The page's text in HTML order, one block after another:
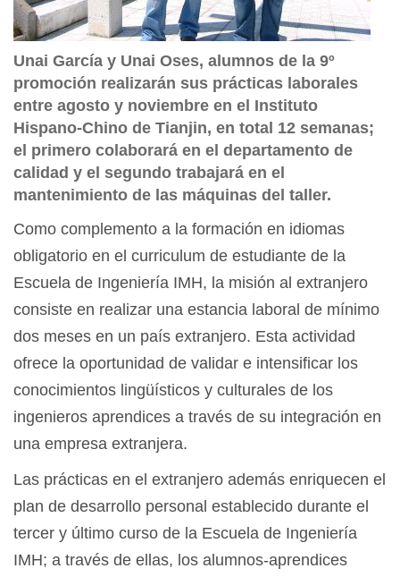
Unai García y Unai Oses, alumnos de la 9º
promoción realizarán sus prácticas laborales
entre agosto y noviembre en el Instituto
Hispano-Chino de Tianjin, en total 12 semanas;
el primero colaborará en el departamento de
calidad y el segundo trabajará en el
mantenimiento de las máquinas del taller.
Como complemento a la formación en idiomas
obligatorio en el curriculum de estudiante de la
Escuela de Ingeniería IMH, la misión al extranjero
consiste en realizar una estancia laboral de mínimo
dos meses en un país extranjero. Esta actividad
ofrece la oportunidad de validar e intensificar los
conocimientos lingüísticos y culturales de los
ingenieros aprendices a través de su integración en
una empresa extranjera.
Las prácticas en el extranjero además enriquecen el
plan de desarrollo personal establecido durante el
tercer y último curso de la Escuela de Ingeniería
IMH; a través de ellas, los alumnos-aprendices